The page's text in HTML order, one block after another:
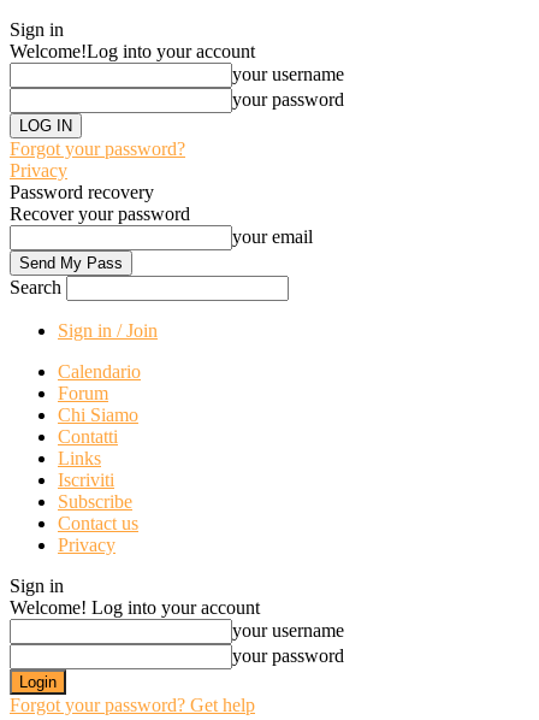
Sign in
Welcome!Log into your account
your username
your password
Forgot your password?
Privacy
Password recovery
Recover your password
your email
Search
Sign in / Join
Calendario
Forum
Chi Siamo
Contatti
Links
Iscriviti
Subscribe
Contact us
Privacy
Sign in
Welcome! Log into your account
your username
your password
Forgot your password? Get help